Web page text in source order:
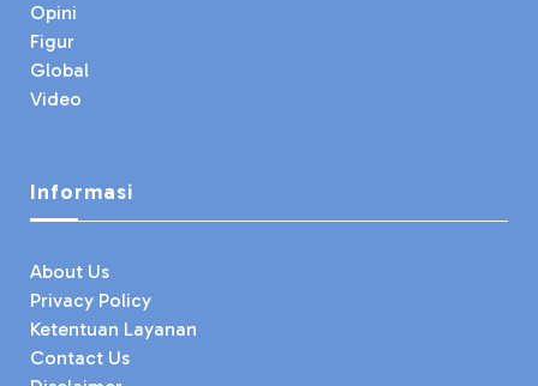
Opini
Figur
Global
Video
Informasi
About Us
Privacy Policy
Ketentuan Layanan
Contact Us